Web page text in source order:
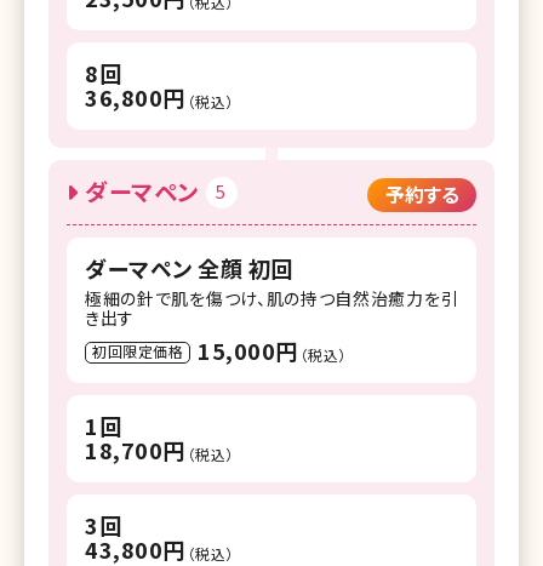
8回
36,800円 （税込）
ダーマペン 5 予約する
ダーマペン 全顔 初回
極細の針で肌を傷つけ、肌の持つ自然治癒力を引
き出す
初回限定価格 15,000円 （税込）
1回
18,700円 （税込）
3回
43,800円 （税込）